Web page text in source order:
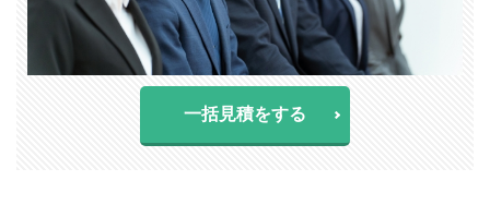
一括見積をする